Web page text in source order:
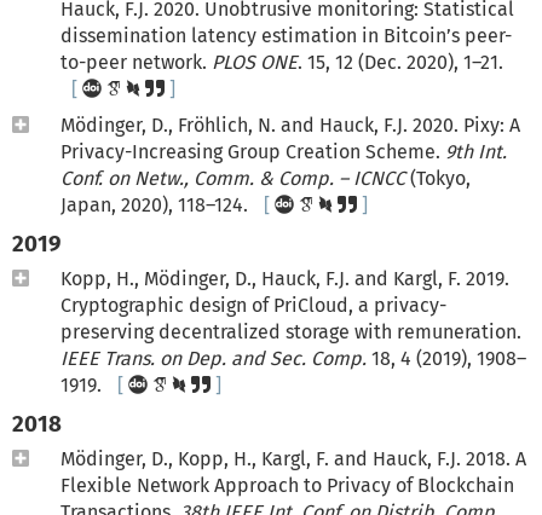
Hauck, F.J. 2020. Unobtrusive monitoring: Statistical
dissemination latency estimation in Bitcoin’s peer-
to-peer network. PLOS ONE. 15, 12 (Dec. 2020), 1–21.
Mödinger, D., Fröhlich, N. and Hauck, F.J. 2020. Pixy: A
Privacy-Increasing Group Creation Scheme. 9th Int.
Conf. on Netw., Comm. & Comp. – ICNCC(Tokyo,
Japan, 2020), 118–124.
2019
Kopp, H., Mödinger, D., Hauck, F.J. and Kargl, F. 2019.
Cryptographic design of PriCloud, a privacy-
preserving decentralized storage with remuneration.
IEEE Trans. on Dep. and Sec. Comp. 18, 4 (2019), 1908–
1919.
2018
Mödinger, D., Kopp, H., Kargl, F. and Hauck, F.J. 2018. A
Flexible Network Approach to Privacy of Blockchain